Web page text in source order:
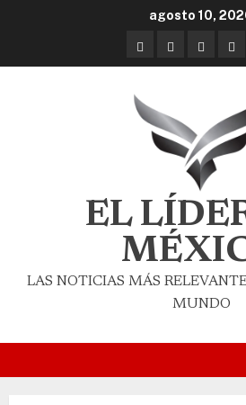
agosto 10,
EL
LAS NOTICIAS MÁS
MUNDO